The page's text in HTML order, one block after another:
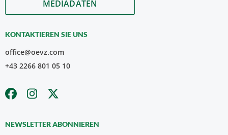
MEDIADATEN
KONTAKTIEREN SIE UNS
office@oevz.com
+43 2266 801 05 10
NEWSLETTER ABONNIEREN